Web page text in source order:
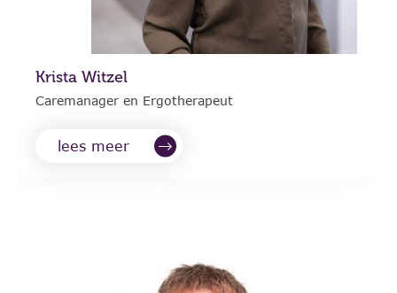
Krista Witzel
Caremanager en Ergotherapeut
lees meer